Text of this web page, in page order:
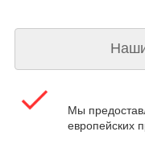
Мы
европейских